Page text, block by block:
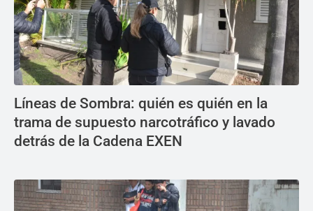
Líneas de Sombra: quién es quién en la
trama de supuesto narcotráfico y lavado
detrás de la Cadena EXEN